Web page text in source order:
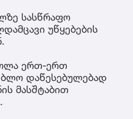
სასწრაფო
უწყებების
ერთ-ერთ
დაწესებულებად
მასშტაბით